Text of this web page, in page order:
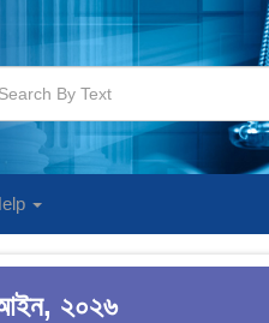
আইন, ২০২৬